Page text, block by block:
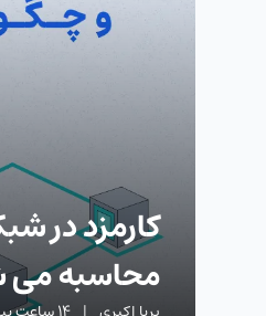
کارمزد در
محاسبه می